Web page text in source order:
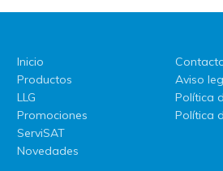
Inicio
Productos
LLG
Promociones
ServiSAT
Novedades
Aviso
Política
Política